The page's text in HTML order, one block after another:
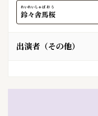
鈴々舎
れいれいしゃ
馬桜
ばおう
出演者（その他）